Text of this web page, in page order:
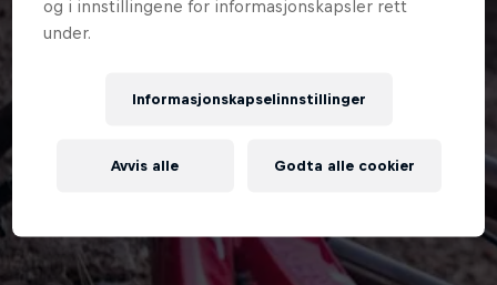
og i innstillingene for informasjonskapsler rett
under.
Informasjonskapselinnstillinger
Avvis alle Godta alle cookier